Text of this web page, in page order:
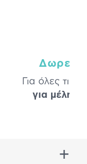
Δωρεάν
Για όλες τις
για μέλη